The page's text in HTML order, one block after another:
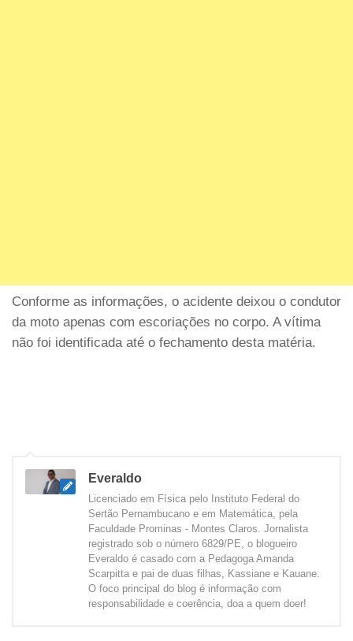
Conforme as informações, o acidente deixou o condutor
da moto apenas com escoriações no corpo. A vítima
não foi identificada até o fechamento desta matéria.
Everaldo
Licenciado em Física pelo Instituto Federal do
Sertão Pernambucano e em Matemática, pela
Faculdade Prominas - Montes Claros. Jornalista
registrado sob o número 6829/PE, o blogueiro
Everaldo é casado com a Pedagoga Amanda
Scarpitta e pai de duas filhas, Kassiane e Kauane.
O foco principal do blog é informação com
responsabilidade e coerência, doa a quem doer!